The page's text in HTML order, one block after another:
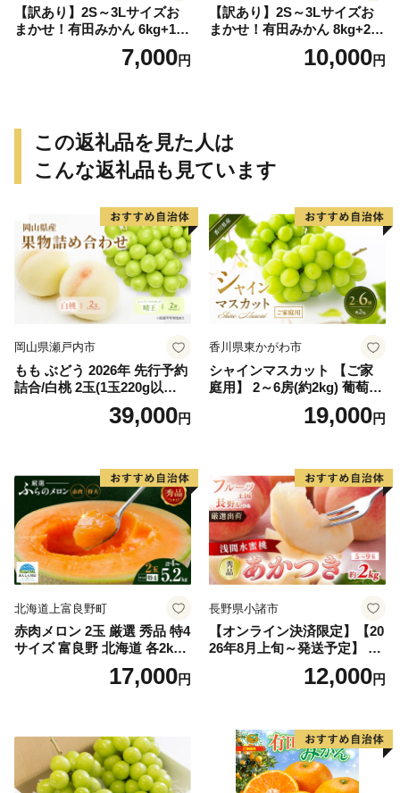
【訳あり】2S～3Lサイズお
まかせ！有田みかん 6kg+1kg
保証分 11月から12月下旬ま
でに順次発送致します。 / 訳
7,000円
【訳あり】2S～3Lサイズお
まかせ！有田みかん 8kg+2kg
保証分 11月から12月下旬ま
でに順次発送致します。 / 訳
10,000円
この返礼品を見た人は
こんな返礼品も見ています
岡山県瀬戸内市
もも ぶどう 2026年 先行予約
詰合/白桃 2玉(1玉220g以
上)・シャインマスカット 晴
39,000円
香川県東かがわ市
シャインマスカット 【ご家
庭用】 2～6房(約2kg) 葡萄 ぶ
どう ブドウ フルーツ 果物 く
だもの 果実 旬の果物 旬のフ
19,000円
北海道上富良野町
赤肉メロン 2玉 厳選 秀品 特4
サイズ 富良野 北海道 各2kg
～2.6kg 2玉 セット ファーム
富良野 メロン めろん 果物 く
17,000円
長野県小諸市
【オンライン決済限定】【20
26年8月上旬～発送予定】 先
行予約 「浅間水蜜桃プレミ
アム」 もも あかつき 秀品 約
果肉 長野県産 小諸市
12,000円